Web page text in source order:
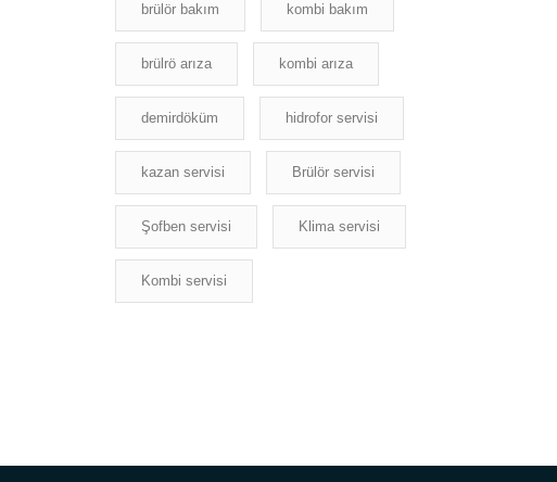
brülör bakım kombi bakım
brülrö arıza kombi arıza
demirdöküm hidrofor servisi
kazan servisi Brülör servisi
Şofben servisi Klima servisi
Kombi servisi